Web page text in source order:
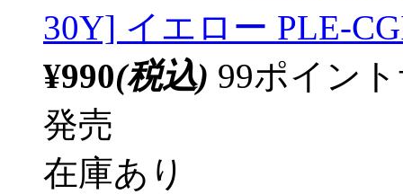
30Y] イエロー PLE-
¥990(税込) 99ポイン
発売
在庫あり